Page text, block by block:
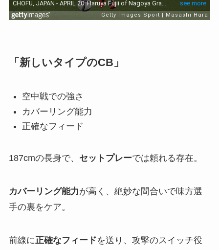
「新しいタイプのCB」
空中戦での強さ
カバーリング能力
正確なフィード
187cmの長身で、 セットプレーでは頼れる存在。
カバーリング能力が高く、絶妙な間合いで味方選
手の裏をケア。
前線に正確なフィードを送り、攻撃のスイッチ役